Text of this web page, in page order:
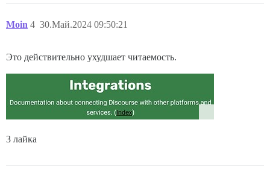
Moin 30.Май.2024 09:50:21
4
Это действительно ухудшает читаемость.
3 лайка